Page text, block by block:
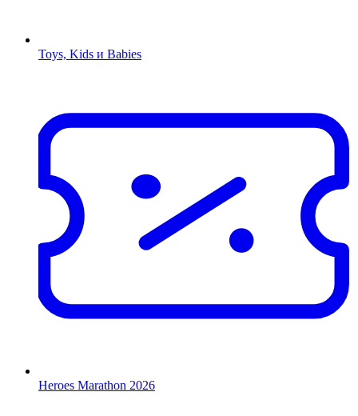
Toys, Kids и Babies
Heroes Marathon 2026